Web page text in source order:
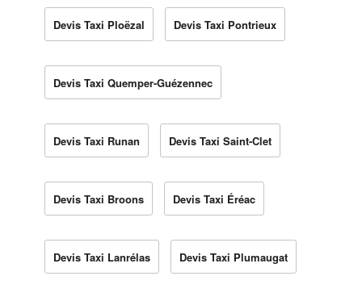
Devis Taxi Ploëzal Devis Taxi Pontrieux
Devis Taxi Quemper-Guézennec
Devis Taxi Runan Devis Taxi Saint-Clet
Devis Taxi Broons Devis Taxi Éréac
Devis Taxi Lanrélas Devis Taxi Plumaugat